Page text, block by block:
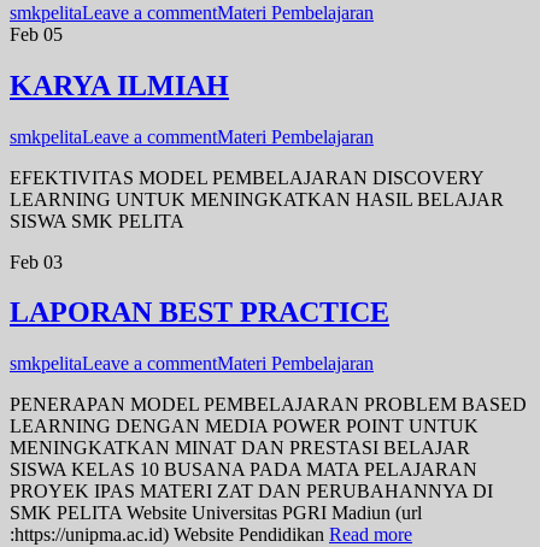
smkpelitaLeave a commentMateri Pembelajaran
Feb 05
KARYA ILMIAH
smkpelitaLeave a commentMateri Pembelajaran
EFEKTIVITAS MODEL PEMBELAJARAN DISCOVERY
LEARNING UNTUK MENINGKATKAN HASIL BELAJAR
SISWA SMK PELITA
Feb 03
LAPORAN BEST PRACTICE
smkpelitaLeave a commentMateri Pembelajaran
PENERAPAN MODEL PEMBELAJARAN PROBLEM BASED
LEARNING DENGAN MEDIA POWER POINT UNTUK
MENINGKATKAN MINAT DAN PRESTASI BELAJAR
SISWA KELAS 10 BUSANA PADA MATA PELAJARAN
PROYEK IPAS MATERI ZAT DAN PERUBAHANNYA DI
SMK PELITA Website Universitas PGRI Madiun (url
:https://unipma.ac.id) Website Pendidikan Read more